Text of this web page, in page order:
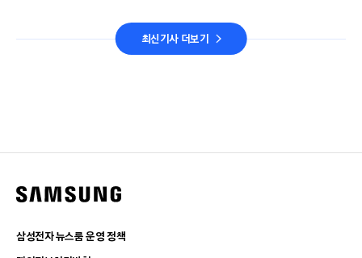
최신기사 더보기
삼성전자 뉴스룸 운영 정책